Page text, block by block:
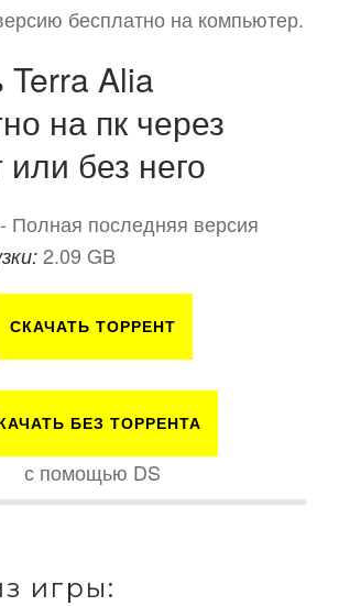
бесплатно на компьютер.
Terra Alia
на пк через
без него
Полная последняя версия
2.09 GB
СКАЧАТЬ ТОРРЕНТ
БЕЗ ТОРРЕНТА
с помощью DS
игры: